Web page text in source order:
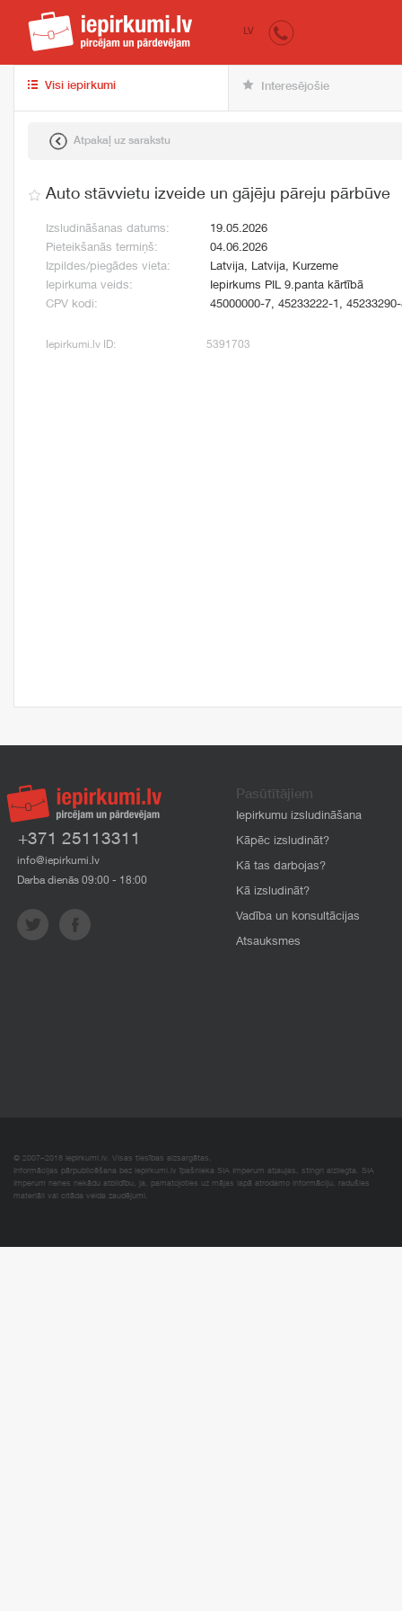
iepirkumi.lv
LV
Visi iepirkumi Interesējošie
Atpakaļ uz sarakstu
Auto stāvvietu izveide un gājēju pāreju pārbūve
Izsludināšanas datums:
19.05.2026
Pieteikšanās termiņš:
04.06.2026
Izpildes/piegādes vieta:
Latvija, Latvija, Kurzeme
Iepirkuma veids:
Iepirkums PIL 9.panta kārtībā
CPV kodi:
45000000-7, 45233222-1,
Iepirkumi.lv ID: 5391703
+371 25113311
info@iepirkumi.lv
Darba dienās 09:00 - 18:00
Pasūtītājiem
Iepirkumu izsludināšana
Kāpēc izsludināt?
Kā tas darbojas?
Kā izsludināt?
Vadība un konsultācijas
Atsauksmes
© 2007–2018 Iepirkumi.lv. Visas tiesības aizsargātas.
Informācijas pārpublicēšana bez iepirkumi.lv īpašnieka SIA Imperum atļaujas, stingri aizliegta. SIA
Imperum nenes nekādu atbildību, ja, pamatojoties uz mājas lapā atrodamo informāciju, radušies
materiāli vai citāda veida zaudējumi.